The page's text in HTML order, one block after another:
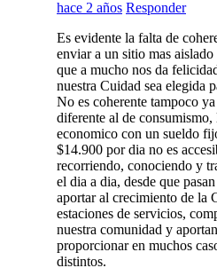
hace 2 años Responder
Es evidente la falta de
enviar a un sitio mas
que a mucho nos da
nuestra Cuidad sea elegida
No es coherente tampoco
diferente al de
economico con un sueldo
$14.900 por dia no es
recorriendo, conociendo y
el dia a dia, desde que
aportar al crecimiento de la
estaciones de servicios,
nuestra comunidad y
proporcionar en muchos
distintos.